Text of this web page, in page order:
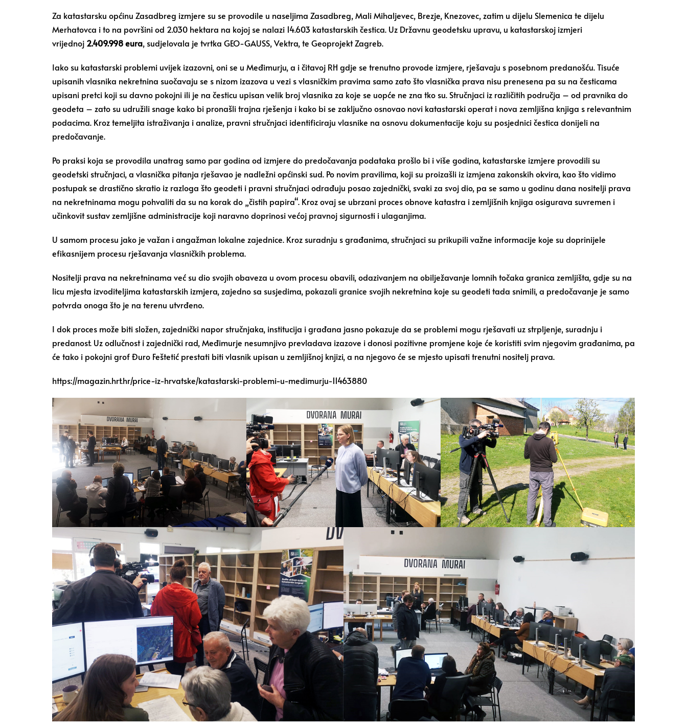
Za katastarsku općinu Zasadbreg izmjere su se provodile u naseljima Zasadbreg, Mali Mihaljevec, Brezje, Knezovec, zatim u dijelu Slemenica te dijelu
Merhatovca i to na površini od 2.030 hektara na kojoj se nalazi 14.603 katastarskih čestica. Uz Državnu geodetsku upravu, u katastarskoj izmjeri
vrijednoj 2.409.998 eura, sudjelovala je tvrtka GEO-GAUSS, Vektra, te Geoprojekt Zagreb.
Iako su katastarski problemi uvijek izazovni, oni se u Međimurju, a i čitavoj RH gdje se trenutno provode izmjere, rješavaju s posebnom predanošću. Tisuće
upisanih vlasnika nekretnina suočavaju se s nizom izazova u vezi s vlasničkim pravima samo zato što vlasnička prava nisu prenesena pa su na česticama
upisani pretci koji su davno pokojni ili je na česticu upisan velik broj vlasnika za koje se uopće ne zna tko su. Stručnjaci iz različitih područja – od pravnika do
geodeta – zato su udružili snage kako bi pronašli trajna rješenja i kako bi se zaključno osnovao novi katastarski operat i nova zemljišna knjiga s relevantnim
podacima. Kroz temeljita istraživanja i analize, pravni stručnjaci identificiraju vlasnike na osnovu dokumentacije koju su posjednici čestica donijeli na
predočavanje.
Po praksi koja se provodila unatrag samo par godina od izmjere do predočavanja podataka prošlo bi i više godina, katastarske izmjere provodili su
geodetski stručnjaci, a vlasnička pitanja rješavao je nadležni općinski sud. Po novim pravilima, koji su proizašli iz izmjena zakonskih okvira, kao što vidimo
postupak se drastično skratio iz razloga što geodeti i pravni stručnjaci odrađuju posao zajednički, svaki za svoj dio, pa se samo u godinu dana nositelji prava
na nekretninama mogu pohvaliti da su na korak do „čistih papira“. Kroz ovaj se ubrzani proces obnove katastra i zemljišnih knjiga osigurava suvremen i
učinkovit sustav zemljišne administracije koji naravno doprinosi većoj pravnoj sigurnosti i ulaganjima.
U samom procesu jako je važan i angažman lokalne zajednice. Kroz suradnju s građanima, stručnjaci su prikupili važne informacije koje su doprinijele
efikasnijem procesu rješavanja vlasničkih problema.
Nositelji prava na nekretninama već su dio svojih obaveza u ovom procesu obavili, odazivanjem na obilježavanje lomnih točaka granica zemljišta, gdje su na
licu mjesta izvoditeljima katastarskih izmjera, zajedno sa susjedima, pokazali granice svojih nekretnina koje su geodeti tada snimili, a predočavanje je samo
potvrda onoga što je na terenu utvrđeno.
I dok proces može biti složen, zajednički napor stručnjaka, institucija i građana jasno pokazuje da se problemi mogu rješavati uz strpljenje, suradnju i
predanost. Uz odlučnost i zajednički rad, Međimurje nesumnjivo prevladava izazove i donosi pozitivne promjene koje će koristiti svim njegovim građanima, pa
će tako i pokojni grof Đuro Feštetić prestati biti vlasnik upisan u zemljišnoj knjizi, a na njegovo će se mjesto upisati trenutni nositelj prava.
https://magazin.hrt.hr/price-iz-hrvatske/katastarski-problemi-u-medimurju-11463880